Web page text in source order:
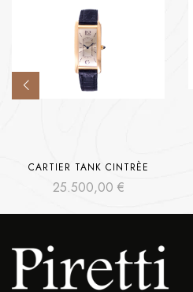
CARTIER TANK CINTRÈE
25.500,00 €